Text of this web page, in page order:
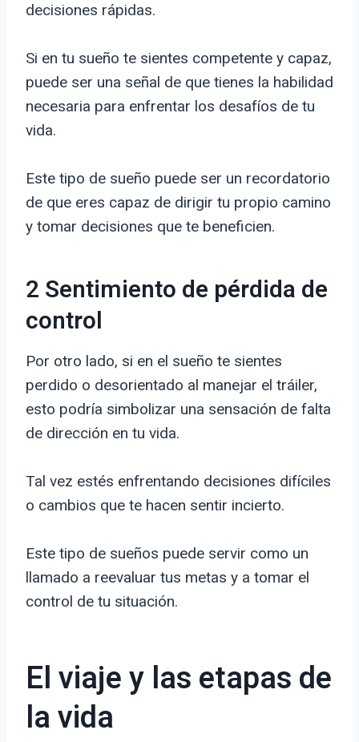
decisiones rápidas.
Si en tu sueño te sientes competente y capaz,
puede ser una señal de que tienes la habilidad
necesaria para enfrentar los desafíos de tu
vida.
Este tipo de sueño puede ser un recordatorio
de que eres capaz de dirigir tu propio camino
y tomar decisiones que te beneficien.
2 Sentimiento de pérdida de
control
Por otro lado, si en el sueño te sientes
perdido o desorientado al manejar el tráiler,
esto podría simbolizar una sensación de falta
de dirección en tu vida.
Tal vez estés enfrentando decisiones difíciles
o cambios que te hacen sentir incierto.
Este tipo de sueños puede servir como un
llamado a reevaluar tus metas y a tomar el
control de tu situación.
El viaje y las etapas de
la vida